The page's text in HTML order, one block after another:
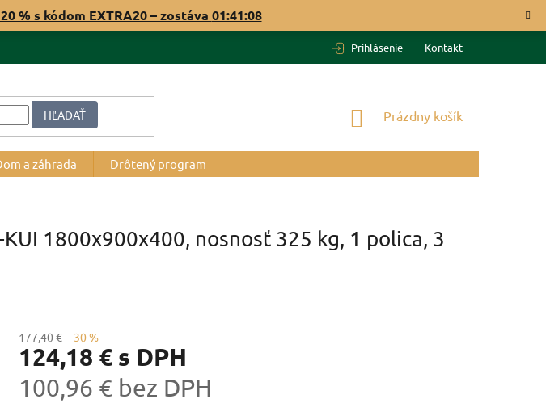
% s kódom EXTRA20 – zostáva 01:41:07
Prihlásenie Kontakt
HĽADAŤ
NÁKUPNÝ
Prázdny košík
a záhrada Drôtený program
1800x900x400, nosnosť 325 kg, 1 polica, 3
177,40 € –30 %
124,18 € s DPH
100,96 € bez DPH